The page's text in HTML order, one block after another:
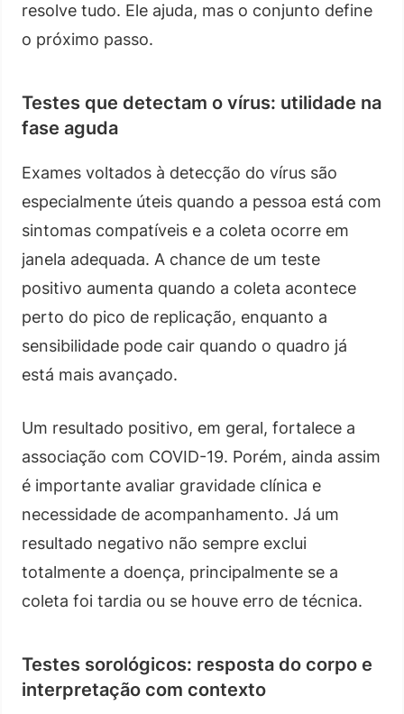
resolve tudo. Ele ajuda, mas o conjunto define
o próximo passo.
Testes que detectam o vírus: utilidade na
fase aguda
Exames voltados à detecção do vírus são
especialmente úteis quando a pessoa está com
sintomas compatíveis e a coleta ocorre em
janela adequada. A chance de um teste
positivo aumenta quando a coleta acontece
perto do pico de replicação, enquanto a
sensibilidade pode cair quando o quadro já
está mais avançado.
Um resultado positivo, em geral, fortalece a
associação com COVID-19. Porém, ainda assim
é importante avaliar gravidade clínica e
necessidade de acompanhamento. Já um
resultado negativo não sempre exclui
totalmente a doença, principalmente se a
coleta foi tardia ou se houve erro de técnica.
Testes sorológicos: resposta do corpo e
interpretação com contexto